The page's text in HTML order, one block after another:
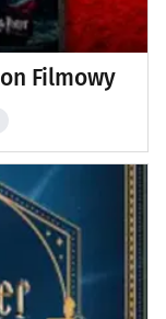
Filmowy